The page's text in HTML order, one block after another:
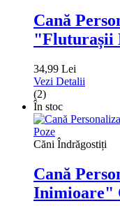
Cană
"Fluturașii
34,99 Lei
Vezi Detalii
(2)
În stoc
Căni Îndrăgostiți
Cană
Inimioare"